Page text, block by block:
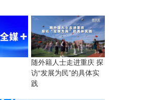
随外籍人士走进重庆 探
访“发展为民”的具体实
践